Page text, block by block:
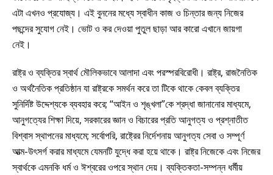
এটা এখনও প্রযোজ্য। এই বুননের মধ্যে স্বাধীন কাজ ও চিন্তার জন্য নিজের
পছন্দের সুযোগ নেই। ভোট ও কর দেওয়া পুতুল ছাড়া আর কারো এখানে জায়গা
নেই।
রাষ্ট্র ও ব্যক্তির স্বার্থ মৌলিকভাবে আলাদা এবং পরস্পরবিরোধী। রাষ্ট্র, রাজনৈতিক
ও অর্থনৈতিক প্রতিষ্ঠান যা রাষ্ট্রকে সমর্থন করে তা টিকে থাকে কেবল ব্যক্তির
সুনির্দিষ্ট উদ্দেশ্যকে ব্যবহার করে; “আইন ও শৃঙ্খলা”কে শ্রদ্ধা জানানোর মাধ্যমে,
আনুগত্যের শিক্ষা দিয়ে, সরকারের জ্ঞান ও বিচারের প্রতি আনুগত্য ও প্রশ্নাতীত
বিশ্বাস স্থাপনের মাধ্যমে; সর্বোপরি, রাষ্ট্রের নির্দেশনায় আনুগত্য সেবা ও সম্পূর্ণ
আত্ম-উৎসর্গ করার মাধ্যমে যেমনটি যুদ্ধে করা হয়ে থাকে। রাষ্ট্র নিজেকে এবং নিজের
স্বার্থকে এমনকি ধর্ম ও ঈশ্বরের ওপরে স্থান দেয়। ব্যক্তিকতা-সম্পন্ন ধর্মীয়